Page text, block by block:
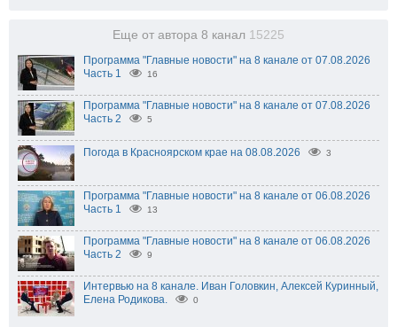
Еще от автора 8 канал 15225
Программа "Главные новости" на 8 канале от 07.08.2026
Часть 1
16
Программа "Главные новости" на 8 канале от 07.08.2026
Часть 2
5
Погода в Красноярском крае на 08.08.2026 3
Программа "Главные новости" на 8 канале от 06.08.2026
Часть 1
13
Программа "Главные новости" на 8 канале от 06.08.2026
Часть 2
9
Интервью на 8 канале. Иван Головкин, Алексей Куринный,
Елена Родикова.
0